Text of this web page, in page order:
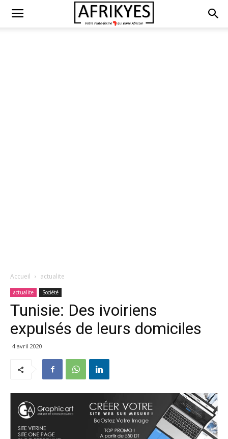
Accueil actualite
actualite Société
Tunisie: Des ivoiriens
expulsés de leurs domiciles
4 avril 2020